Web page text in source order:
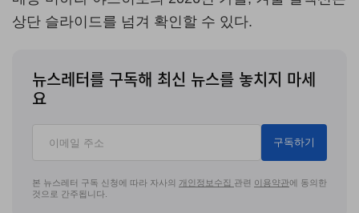
상단 슬라이드를 넘겨 확인할 수 있다.
뉴스레터를 구독해 최신 뉴스를 놓치지 마세
요
구독하기
본 뉴스레터 구독 신청에 따라 자사의 개인정보수집 관련 이용약관에 동의한
것으로 간주됩니다.